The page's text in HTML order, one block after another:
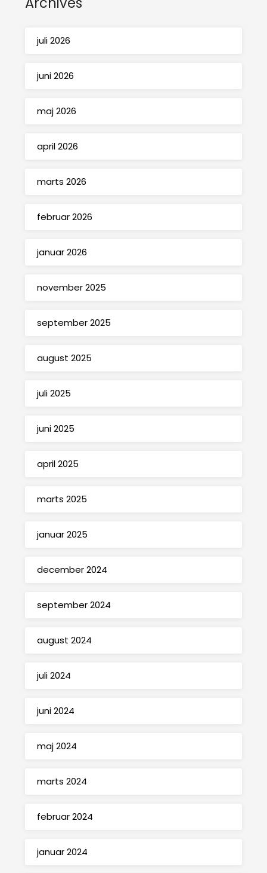
juli 2026
juni 2026
maj 2026
april 2026
marts 2026
februar 2026
januar 2026
november 2025
september 2025
august 2025
juli 2025
juni 2025
april 2025
marts 2025
januar 2025
december 2024
september 2024
august 2024
juli 2024
juni 2024
maj 2024
marts 2024
februar 2024
januar 2024